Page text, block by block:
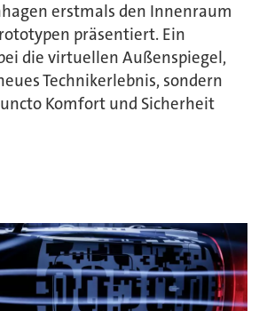
erstmals den Innenraum
präsentiert. Ein
die virtuellen Außenspiegel,
Technikerlebnis, sondern
Komfort und Sicherheit